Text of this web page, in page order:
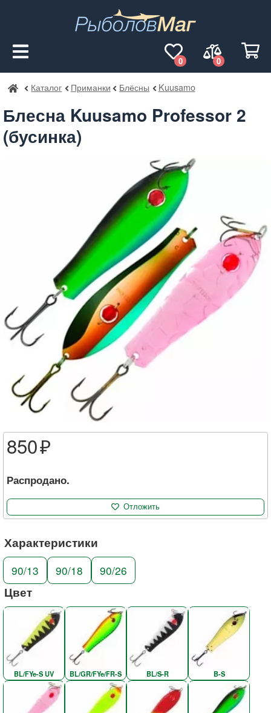
0
0
РыболовМаг
Каталог Приманки Блёсны Kuusamo
Блесна Kuusamo Professor 2
(бусинка)
Характеристики
90/13 90/18 90/26
Цвет
BL/FYe-S UV BL/GR/FYe/FR-S BL/S-R B-S
850
Распродано.
Отложить